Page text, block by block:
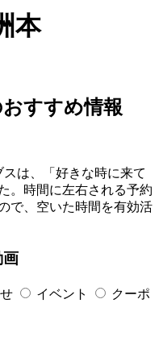
本
すすめ情報
は、「好きな時に来て
。時間に左右される予約
で、空いた時間を有効活
画
イベント
クーポ